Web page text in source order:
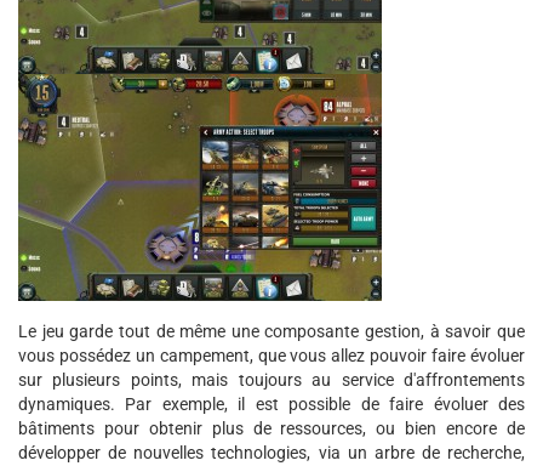
Le jeu garde tout de même une composante gestion, à savoir que
vous possédez un campement, que vous allez pouvoir faire évoluer
sur plusieurs points, mais toujours au service d'affrontements
dynamiques. Par exemple, il est possible de faire évoluer des
bâtiments pour obtenir plus de ressources, ou bien encore de
développer de nouvelles technologies, via un arbre de recherche,